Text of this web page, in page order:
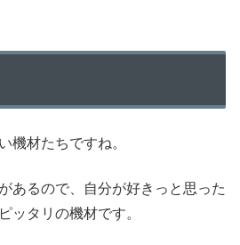
機材たちですね。
あるので、自分が好きっと思った
ッタリの機材です。